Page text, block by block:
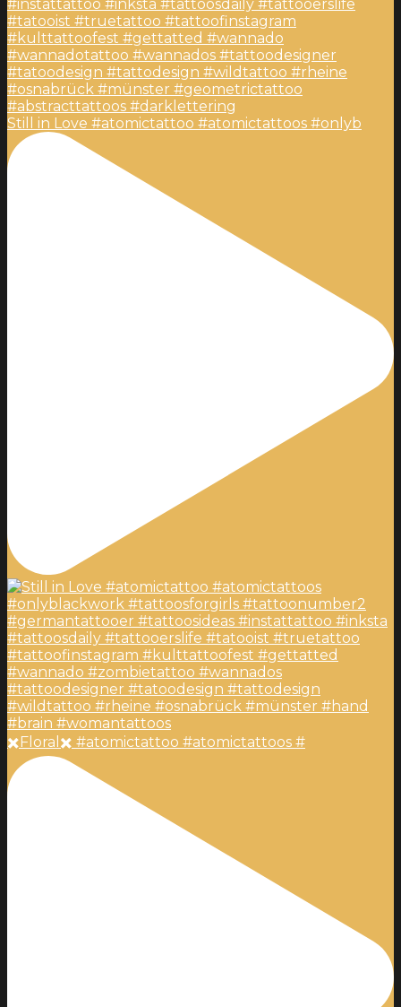
Still in Love #atomictattoo #atomictattoos #onlyb
✖️Floral✖️ #atomictattoo #atomictattoos #